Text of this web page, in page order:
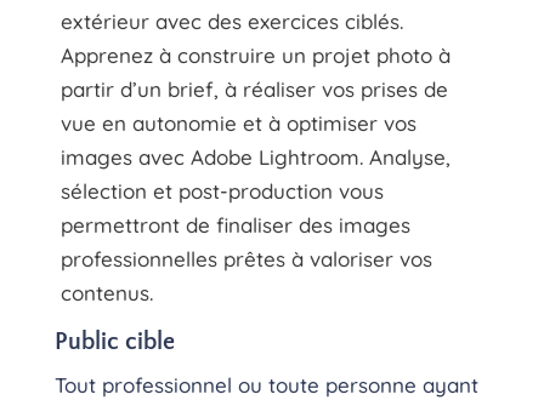
extérieur avec des exercices ciblés.
Apprenez à construire un projet photo à
partir d’un brief, à réaliser vos prises de
vue en autonomie et à optimiser vos
images avec Adobe Lightroom. Analyse,
sélection et post-production vous
permettront de finaliser des images
professionnelles prêtes à valoriser vos
contenus.
Public cible
Tout professionnel ou toute personne ayant